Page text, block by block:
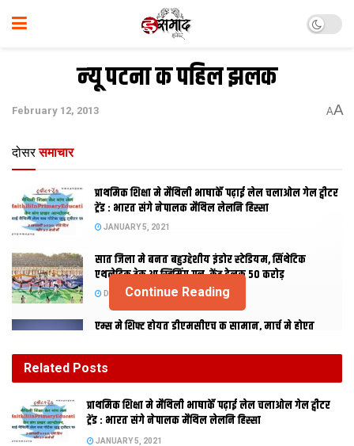
न्‍यू पटना क पहिल झलक
February 12, 2013 AA
दोसर समाचार
प्राथमिक शि‍क्षा मे मैथि‍ली भाषाकेँ पढ़ाई लेल चलाओल गेल ट्वीटर
ट्रेंड : भारत संगे नेपालक मैथिल लेलनि हिस्सा
JANUARY 5, 2021
सात जिला मे बनत बहुउद्देशीय इंडोर स्‍टेडि‍यम, सिंथेटिक
एथलेटिक ट्रेक आ स्विमिंग पुल, केंद्र देलक 50 करोड़
DECEMBER 26, 2020
एम्स मे शिफ्ट होयत डीएमसीएच क सामान, मार्च मे होएत
लोकनि, 29 कए जायतीह बेंगलुरु
Continue Reading
Related Posts
प्राथमिक शि‍क्षा मे मैथि‍ली भाषाकेँ पढ़ाई लेल चलाओल गेल ट्वीटर
ट्रेंड : भारत संगे नेपालक मैथिल लेलनि हिस्सा
JANUARY 5, 2021